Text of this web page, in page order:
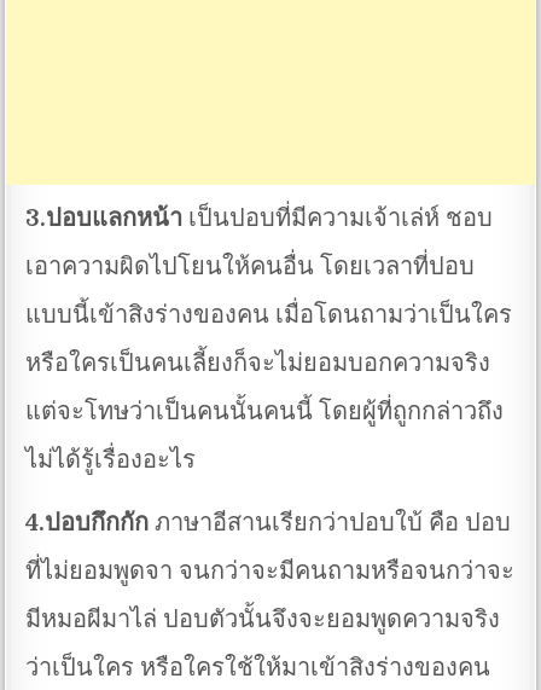
3.ปอบแลกหน้า เป็นปอบที่มีความเจ้าเล่ห์ ชอบ
เอาความผิดไปโยนให้คนอื่น โดยเวลาที่ปอบ
แบบนี้เข้าสิงร่างของคน เมื่อโดนถามว่าเป็นใคร
หรือใครเป็นคนเลี้ยงก็จะไม่ยอมบอกความจริง
แต่จะโทษว่าเป็นคนนั้นคนนี้ โดยผู้ที่ถูกกล่าวถึง
ไม่ได้รู้เรื่องอะไร
4.ปอบกึกกัก ภาษาอีสานเรียกว่าปอบใบ้ คือ ปอบ
ที่ไม่ยอมพูดจา จนกว่าจะมีคนถามหรือจนกว่าจะ
มีหมอผีมาไล่ ปอบตัวนั้นจึงจะยอมพูดความจริง
ว่าเป็นใคร หรือใครใช้ให้มาเข้าสิงร่างของคน